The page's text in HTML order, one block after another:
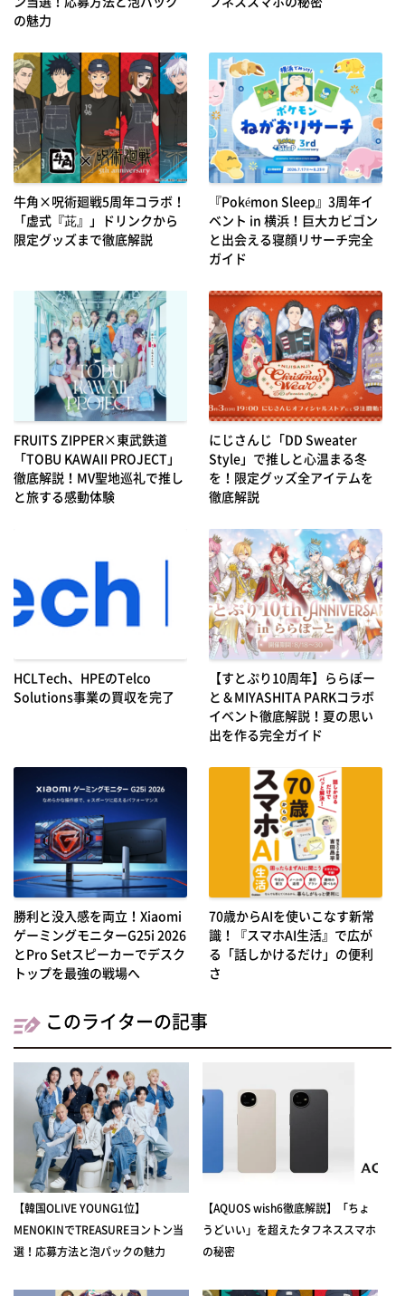
の魅力
牛角×呪術廻戦5周年コラボ！
「虚式『茈』」ドリンクから
限定グッズまで徹底解説
『Pokémon Sleep』3周年イ
ベント in 横浜！巨大カビゴン
と出会える寝顔リサーチ完全
ガイド
FRUITS ZIPPER×東武鉄道
「TOBU KAWAII PROJECT」
徹底解説！MV聖地巡礼で推し
と旅する感動体験
にじさんじ「DD Sweater
Style」で推しと心温まる冬
を！限定グッズ全アイテムを
徹底解説
HCLTech、HPEのTelco
Solutions事業の買収を完了
【すとぷり10周年】ららぽー
と＆MIYASHITA PARKコラボ
イベント徹底解説！夏の思い
出を作る完全ガイド
勝利と没入感を両立！Xiaomi
ゲーミングモニターG25i 2026
とPro Setスピーカーでデスク
トップを最強の戦場へ
70歳からAIを使いこなす新常
識！『スマホAI生活』で広が
る「話しかけるだけ」の便利
さ
このライターの記事
【韓国OLIVE YOUNG1位】
MENOKINでTREASUREヨントン当
選！応募方法と泡パックの魅力
【AQUOS wish6徹底解説】「ちょ
うどいい」を超えたタフネススマホ
の秘密